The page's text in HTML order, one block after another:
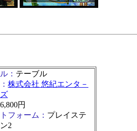
： テーブル
株式会社 悠紀エンタ－
6,800円
フォーム： プレイステ
2